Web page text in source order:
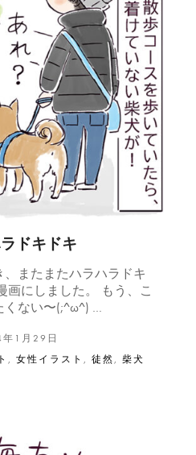
ドキドキ
またまたハラハラドキ
画にしました。 もう、こ
くない〜(;^ω^) …
1月29日
, 女性イラスト , 徒然 , 柴犬